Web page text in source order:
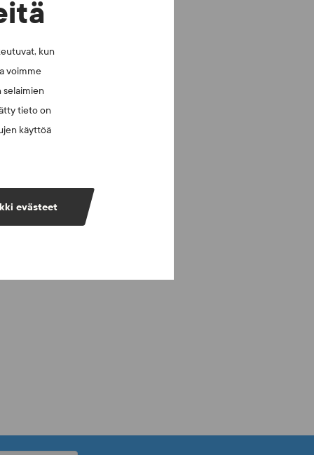
kun
voimme
selaimien
tieto on
käyttöä
evästeet